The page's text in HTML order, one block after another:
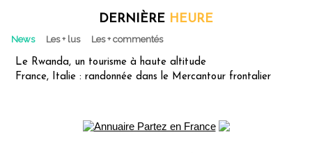
DERNIÈRE HEURE
News Les + lus Les + commentés
Le Rwanda, un tourisme à haute altitude
France, Italie : randonnée dans le Mercantour frontalier